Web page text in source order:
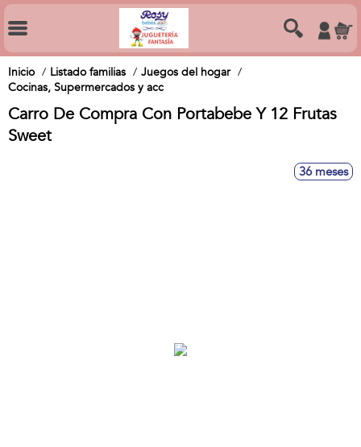
Inicio Listado familias
Juegos del hogar
Cocinas, Supermercados y acc
Carro De Compra Con Portabebe Y 12 Frutas
Sweet
36 meses